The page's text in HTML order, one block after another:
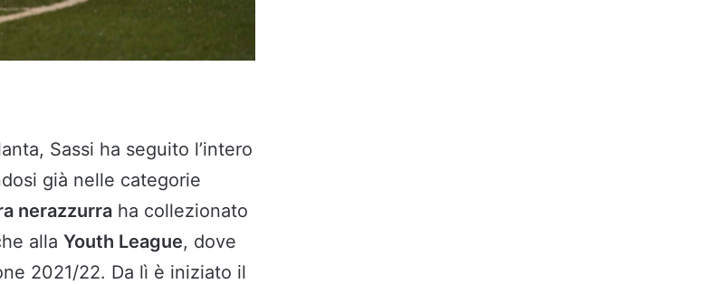
Sassi ha seguito l’intero
già nelle categorie
nerazzurra ha collezionato
alla Youth League, dove
2021/22. Da lì è iniziato il